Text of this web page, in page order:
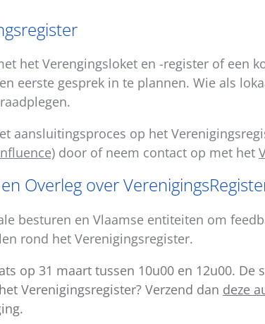
het Verengingsloket en -register of een
eerste gesprek in te plannen. Wie als
raadplegen.
aansluitingsproces op het
door of neem contact op met het
Overleg over
besturen en Vlaamse entiteiten om
rond het Verenigingsregister.
op 31 maart tussen 10u00 en 12u00. De
Verenigingsregister? Verzend dan deze